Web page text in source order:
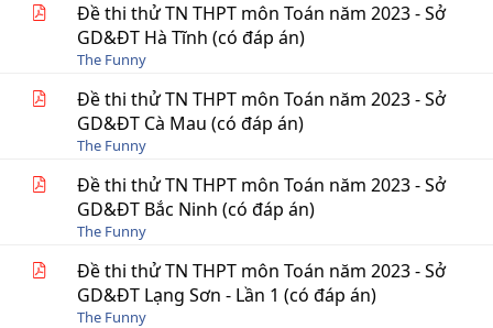
Đề thi thử TN THPT môn Toán năm 2023 - Sở
GD&ĐT Hà Tĩnh (có đáp án)
The Funny
Đề thi thử TN THPT môn Toán năm 2023 - Sở
GD&ĐT Cà Mau (có đáp án)
The Funny
Đề thi thử TN THPT môn Toán năm 2023 - Sở
GD&ĐT Bắc Ninh (có đáp án)
The Funny
Đề thi thử TN THPT môn Toán năm 2023 - Sở
GD&ĐT Lạng Sơn - Lần 1 (có đáp án)
The Funny